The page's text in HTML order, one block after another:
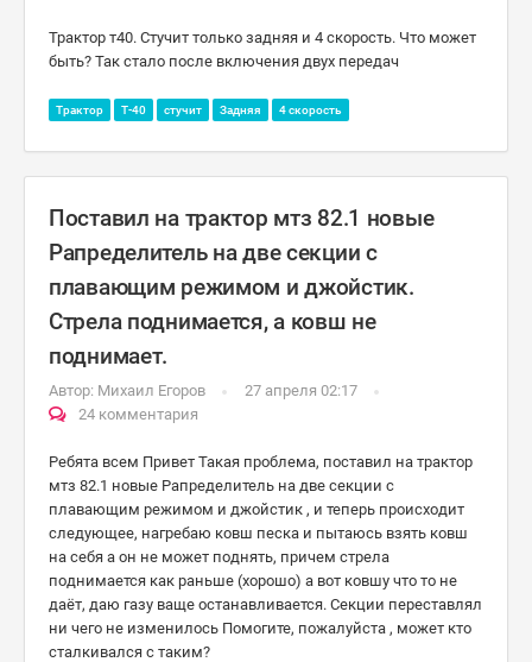
Трактор т40. Стучит только задняя и 4 скорость. Что может
быть? Так стало после включения двух передач
Трактор Т-40 стучит Задняя 4 скорость
Поставил на трактор мтз 82.1 новые
Рапределитель на две секции с
плавающим режимом и джойстик.
Стрела поднимается, а ковш не
поднимает.
Автор: Михаил Егоров
27 апреля 02:17
24 комментария
Ребята всем Привет Такая проблема, поставил на трактор
мтз 82.1 новые Рапределитель на две секции с
плавающим режимом и джойстик , и теперь происходит
следующее, нагребаю ковш песка и пытаюсь взять ковш
на себя а он не может поднять, причем стрела
поднимается как раньше (хорошо) а вот ковшу что то не
даёт, даю газу ваще останавливается. Секции переставлял
ни чего не изменилось Помогите, пожалуйста , может кто
сталкивался с таким?